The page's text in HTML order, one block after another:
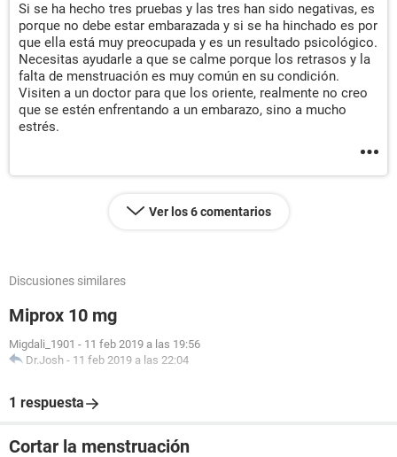
Si se ha hecho tres pruebas y las tres han sido negativas, es
porque no debe estar embarazada y si se ha hinchado es por
que ella está muy preocupada y es un resultado psicológico.
Necesitas ayudarle a que se calme porque los retrasos y la
falta de menstruación es muy común en su condición.
Visiten a un doctor para que los oriente, realmente no creo
que se estén enfrentando a un embarazo, sino a mucho
estrés.
Ver los 6 comentarios
Discusiones similares
Miprox 10 mg
Migdali_1901 - 11 feb 2019 a las 19:56
Dr.Josh - 11 feb 2019 a las 22:04
1 respuesta
Cortar la menstruación